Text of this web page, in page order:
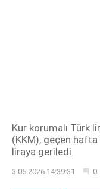
Kur korumalı Türk
(KKM), geçen
liraya geriledi.
3.06.2026 14:39:31 0